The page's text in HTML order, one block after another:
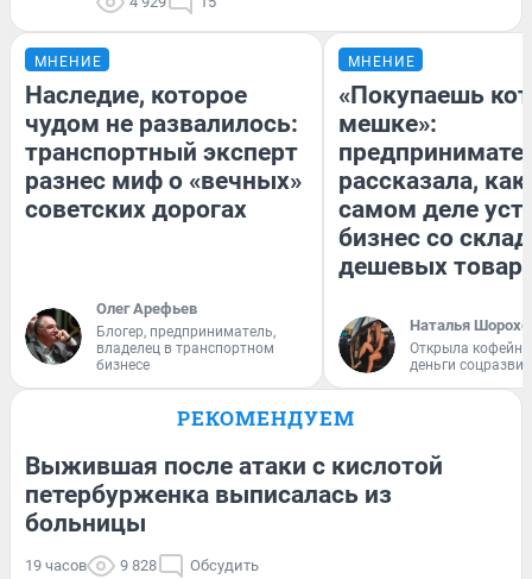
МНЕНИЕ
Наследие, которое
чудом не развалилось:
транспортный эксперт
разнес миф о «вечных»
советских дорогах
Олег Арефьев
Блогер, предприниматель,
владелец в транспортном
бизнесе
МНЕНИЕ
«Покупаешь
мешке»:
рассказала, как
самом деле
бизнес со
дешевых
Наталья
Открыла
деньги
РЕКОМЕНДУЕМ
Выжившая после атаки с кислотой
петербурженка выписалась из
больницы
19 часов 9 828 Обсудить